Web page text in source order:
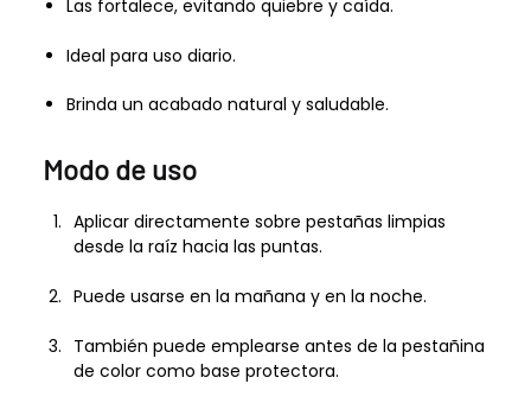
Las fortalece, evitando quiebre y caída.
Ideal para uso diario.
Brinda un acabado natural y saludable.
Modo de uso
Aplicar directamente sobre pestañas limpias
desde la raíz hacia las puntas.
Puede usarse en la mañana y en la noche.
También puede emplearse antes de la pestañina
de color como base protectora.